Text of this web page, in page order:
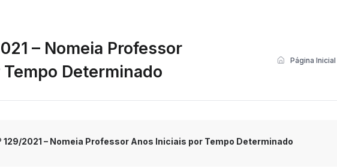
– Nomeia Professor
Determinado
Página Inicial
129/2021 – Nomeia Professor Anos Iniciais por Tempo Determinado